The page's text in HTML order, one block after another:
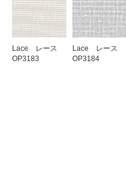
Lace レース
OP3183
Lace レース
OP3184